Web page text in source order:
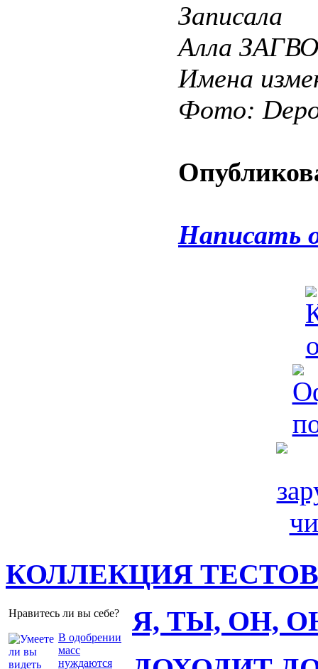
Записала
Алла
Имена
Фото:
Написать
КОЛЛЕКЦИЯ ТЕСТОВ
Нравитесь ли вы себе?
В одобрении
масс
нуждаются
Я, ТЫ, ОН,